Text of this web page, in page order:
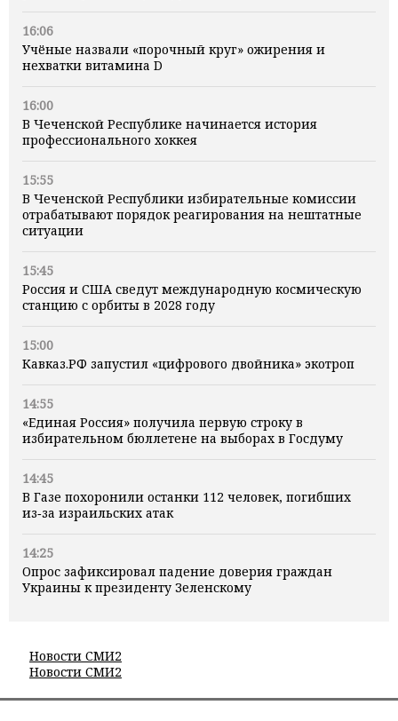
16:06
Учёные назвали «порочный круг» ожирения и
нехватки витамина D
16:00
В Чеченской Республике начинается история
профессионального хоккея
15:55
В Чеченской Республики избирательные комиссии
отрабатывают порядок реагирования на нештатные
ситуации
15:45
Россия и США сведут международную космическую
станцию с орбиты в 2028 году
15:00
Кавказ.РФ запустил «цифрового двойника» экотроп
14:55
«Единая Россия» получила первую строку в
избирательном бюллетене на выборах в Госдуму
14:45
В Газе похоронили останки 112 человек, погибших
из‑за израильских атак
14:25
Опрос зафиксировал падение доверия граждан
Украины к президенту Зеленскому
Новости СМИ2
Новости СМИ2